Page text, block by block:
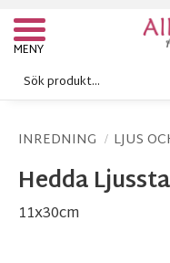
Meny
INREDNING LJUS
Hedda
11x30cm